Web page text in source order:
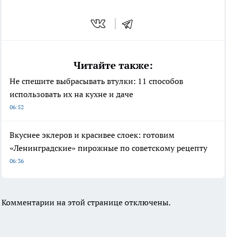
Читайте также:
Не спешите выбрасывать втулки: 11 способов
использовать их на кухне и даче
06:52
Вкуснее эклеров и красивее слоек: готовим
«Ленинградские» пирожные по советскому рецепту
06:36
Комментарии на этой странице отключены.